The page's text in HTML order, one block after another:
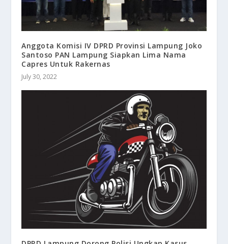
Anggota Komisi IV DPRD Provinsi Lampung Joko
Santoso PAN Lampung Siapkan Lima Nama
Capres Untuk Rakernas
July 30, 2022